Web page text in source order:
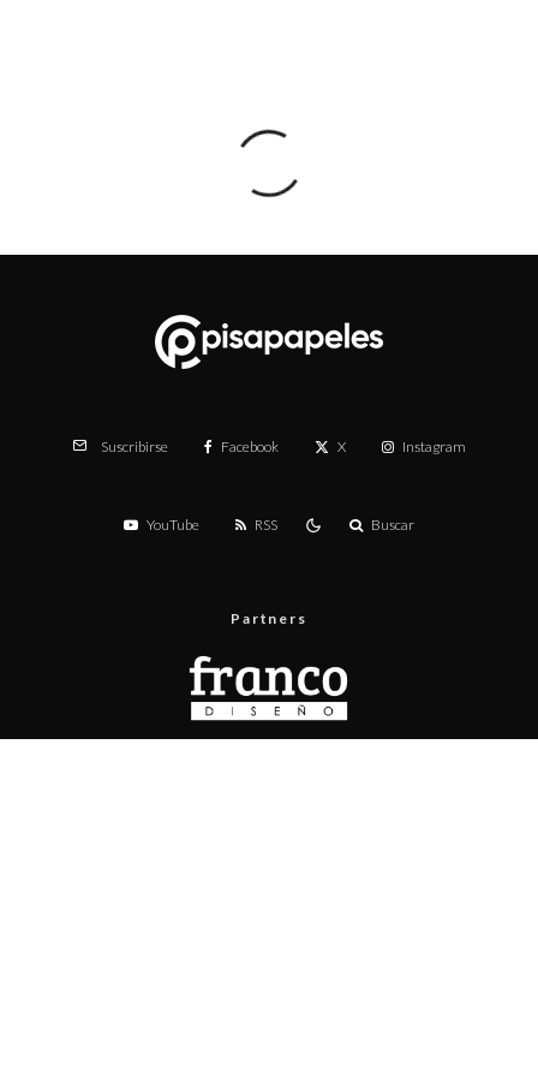
Suscribirse Facebook X Instagram
YouTube RSS Buscar
Partners